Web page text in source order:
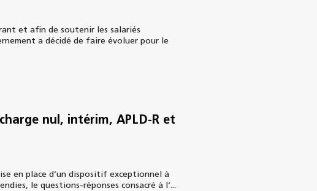
et afin de soutenir les salariés
a décidé de faire évoluer pour le
nul, intérim, APLD-R et
en place d’un dispositif exceptionnel à
le questions-réponses consacré à l’...